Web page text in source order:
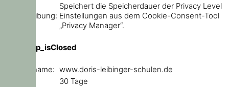
Beschreibung:
Speichert die Speicherdauer der Privacy Level
Einstellungen aus dem Cookie-Consent-Tool
„Privacy Manager“.
ce_popup_isClosed
Domainname: www.doris-leibinger-schulen.de
30 Tage